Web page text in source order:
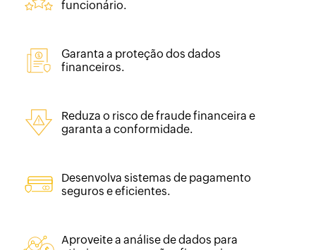
funcionário.
Garanta a proteção dos dados
financeiros.
Reduza o risco de fraude financeira e
garanta a conformidade.
Desenvolva sistemas de pagamento
seguros e eficientes.
Aproveite a análise de dados para